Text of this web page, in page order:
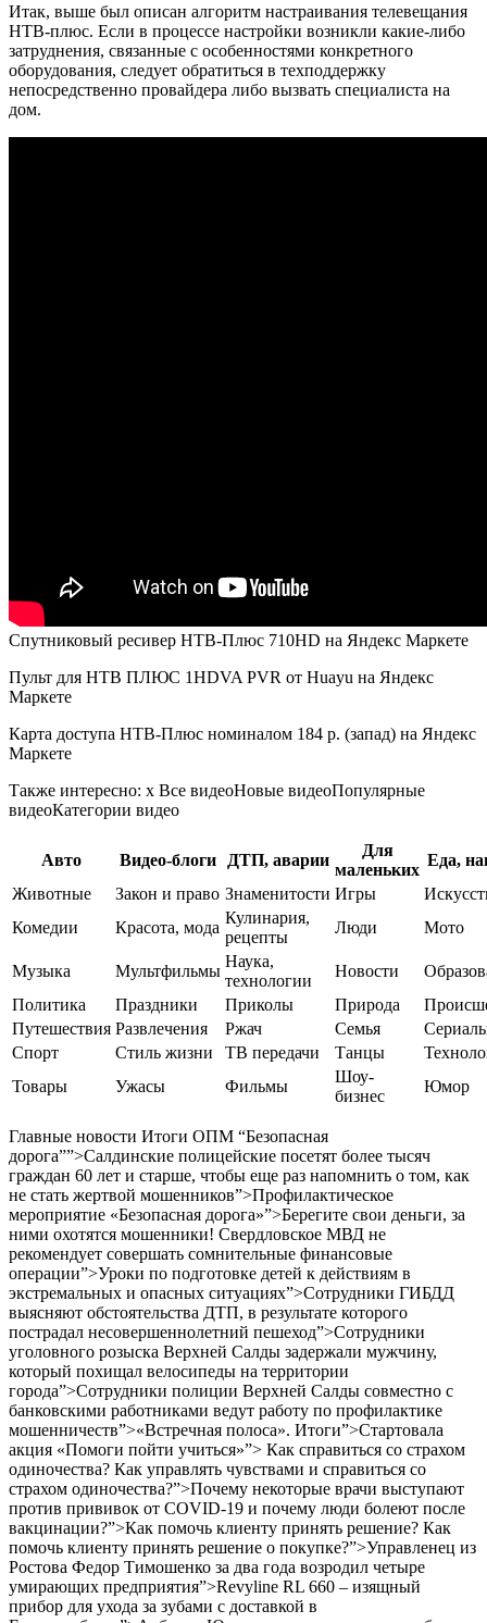
Итак, выше был описан алгоритм настраивания телевещания
НТВ-плюс. Если в процессе настройки возникли какие-либо
затруднения, связанные с особенностями конкретного
оборудования, следует обратиться в техподдержку
непосредственно провайдера либо вызвать специалиста на
дом.
Спутниковый ресивер НТВ-Плюс 710HD на Яндекс Маркете
Пульт для НТВ ПЛЮС 1HDVA PVR от Huayu на Яндекс
Маркете
Карта доступа НТВ-Плюс номиналом 184 р. (запад) на Яндекс
Маркете
Также интересно: x Все видеоНовые видеоПопулярные
видеоКатегории видео
Авто Видео-блоги ДТП, аварии
Для
маленьких
Еда,
Животные
Закон и право Знаменитости Игры
Комедии
Красота, мода
Кулинария,
рецепты
Люди Мото
Музыка Мультфильмы
Наука,
технологии
Новости
Политика
Праздники Приколы Природа
Путешествия Развлечения Ржач Семья
Спорт
Стиль жизни ТВ передачи Танцы
Товары
Ужасы Фильмы
Шоу-
бизнес
Юмор
Главные новости Итоги ОПМ “Безопасная
дорога””>Салдинские полицейские посетят более тысяч
граждан 60 лет и старше, чтобы еще раз напомнить о том, как
не стать жертвой мошенников”>Профилактическое
мероприятие «Безопасная дорога»”>Берегите свои деньги, за
ними охотятся мошенники! Свердловское МВД не
рекомендует совершать сомнительные финансовые
операции”>Уроки по подготовке детей к действиям в
экстремальных и опасных ситуациях”>Сотрудники ГИБДД
выясняют обстоятельства ДТП, в результате которого
пострадал несовершеннолетний пешеход”>Сотрудники
уголовного розыска Верхней Салды задержали мужчину,
который похищал велосипеды на территории
города”>Сотрудники полиции Верхней Салды совместно с
банковскими работниками ведут работу по профилактике
мошенничеств”>«Встречная полоса». Итоги”>Стартовала
акция «Помоги пойти учиться»”> Как справиться со страхом
одиночества? Как управлять чувствами и справиться со
страхом одиночества?”>Почему некоторые врачи выступают
против прививок от COVID-19 и почему люди болеют после
вакцинации?”>Как помочь клиенту принять решение? Как
помочь клиенту принять решение о покупке?”>Управленец из
Ростова Федор Тимошенко за два года возродил четыре
умирающих предприятия”>Revyline RL 660 – изящный
прибор для ухода за зубами с доставкой в